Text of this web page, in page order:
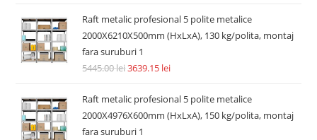
Raft metalic profesional 5 polite metalice
2000X6210X500mm (HxLxA), 130 kg/polita, montaj
fara suruburi 1
5445.00lei3639.15 lei
Raft metalic profesional 5 polite metalice
2000X4976X600mm (HxLxA), 150 kg/polita, montaj
fara suruburi 1